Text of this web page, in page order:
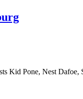
Kid Pone, Nest Dafoe,